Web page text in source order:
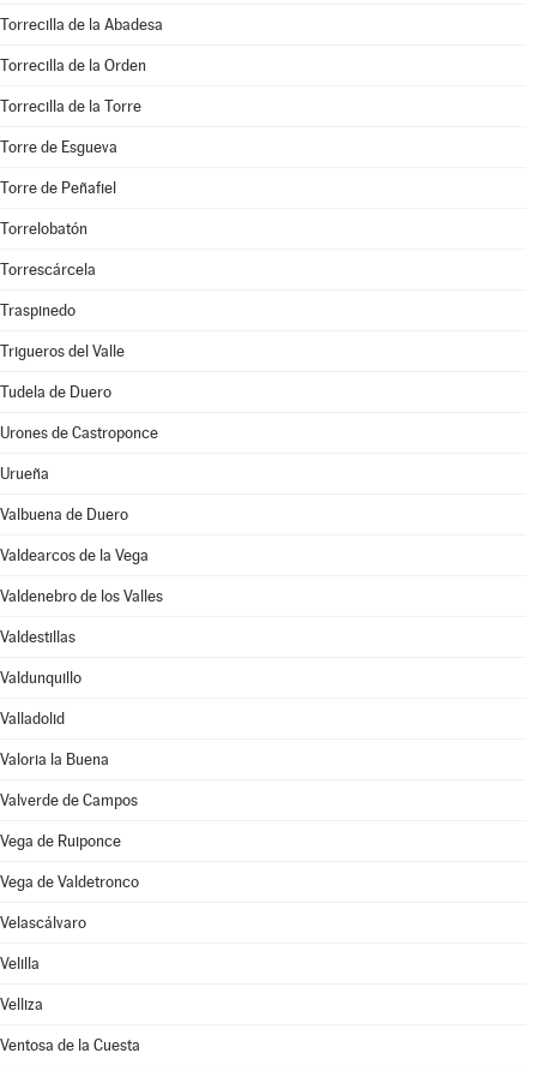
Torrecilla de la Abadesa
Torrecilla de la Orden
Torrecilla de la Torre
Torre de Esgueva
Torre de Peñafiel
Torrelobatón
Torrescárcela
Traspinedo
Trigueros del Valle
Tudela de Duero
Urones de Castroponce
Urueña
Valbuena de Duero
Valdearcos de la Vega
Valdenebro de los Valles
Valdestillas
Valdunquillo
Valladolid
Valoria la Buena
Valverde de Campos
Vega de Ruiponce
Vega de Valdetronco
Velascálvaro
Velilla
Velliza
Ventosa de la Cuesta